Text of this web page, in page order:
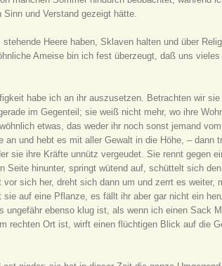
und Verstand gezeigt hätte.
Heere haben, Sklaven halten und über
Ameise bin ich fest überzeugt, daß uns vieles
habe ich an ihr auszusetzen. Betrachten wir
im Gegenteil; sie weiß nicht mehr, wo ihre
etwas, das weder ihr noch sonst jemand
und hebt es mit aller Gewalt in die Höhe, – dann
sie ihre Kräfte unnütz vergeudet. Sie rennt gegen
hinunter, springt wütend auf, schüttelt sich
sich her, dreht sich dann um und zerrt es weiter,
auf eine Pflanze, es fällt ihr aber gar nicht ein
ebenso klug ist, als wenn ich einen Sack
rechten Ort ist, wirft einen flüchtigen Blick auf die